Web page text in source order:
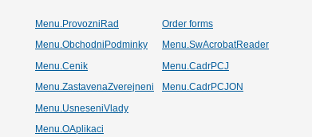
Menu.ProvozniRad Order forms
Menu.ObchodniPodminky
Menu.SwAcrobatReader
Menu.Cenik Menu.CadrPCJ
Menu.ZastavenaZverejneni
Menu.CadrPCJON
Menu.UsneseniVlady
Menu.OAplikaci